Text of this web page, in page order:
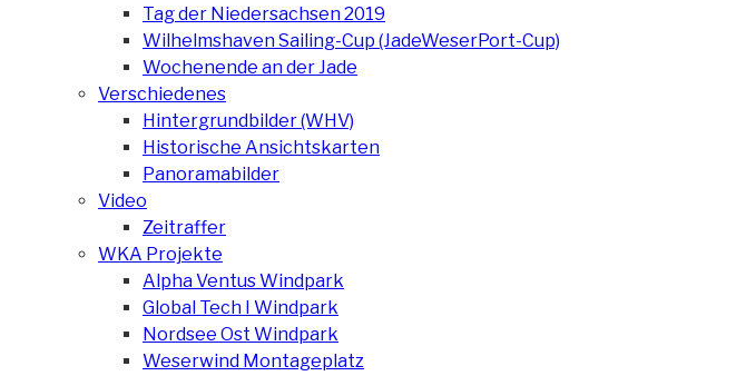
Tag der Niedersachsen 2019
Wilhelmshaven Sailing-Cup (JadeWeserPort-Cup)
Wochenende an der Jade
Verschiedenes
Hintergrundbilder (WHV)
Historische Ansichtskarten
Panoramabilder
Video
Zeitraffer
WKA Projekte
Alpha Ventus Windpark
Global Tech I Windpark
Nordsee Ost Windpark
Weserwind Montageplatz